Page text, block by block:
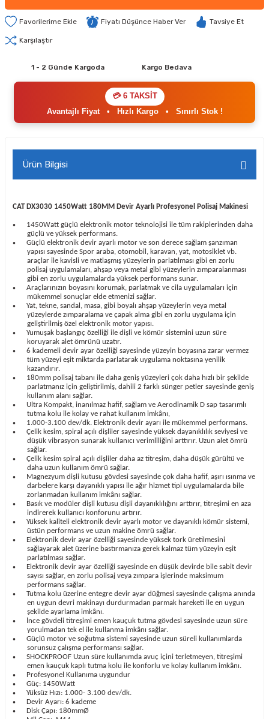
Fiyatı Düşünce Haber Ver Tavsiye Et
Karşılaştır
1 - 2 Günde Kargoda Kargo Bedava
💳 6 TAKSİT
Avantajlı Fiyat• Hızlı Kargo• Sınırlı Stok !
Ürün Bilgisi
CAT DX3030 1450Watt 180MM Devir Ayarlı Profesyonel Polisaj Makinesi
•
1450Watt güçlü elektronik motor teknolojisi ile tüm rakiplerinden daha
güçlü ve yüksek performans.
•
Güçlü elektronik devir ayarlı motor ve son derece sağlam şanzıman
yapısı sayesinde Spor araba, otomobil, karavan, yat, motosiklet vb.
araçlar ile kavisli ve matlaşmış yüzeylerin parlatılması gibi en zorlu
polisaj uygulamaları, ahşap veya metal gibi yüzeylerin zımparalanması
gibi en zorlu uygulamalarda yüksek performans sunar.
•
Araçlarınızın boyasını korumak, parlatmak ve cila uygulamaları için
mükemmel sonuçlar elde etmenizi sağlar.
•
Yat, tekne, sandal, masa, gibi boyalı ahşap yüzeylerin veya metal
yüzeylerde zımparalama ve çapak alma gibi en zorlu uygulama için
geliştirilmiş özel elektronik motor yapısı.
•
Yumuşak başlangıç özelliği ile dişli ve kömür sistemini uzun süre
koruyarak alet ömrünü uzatır.
•
6 kademeli devir ayar özelliği sayesinde yüzeyin boyasına zarar vermez
tüm yüzeyi eşit miktarda parlatarak uygulama noktasına yenilik
kazandırır.
•
180mm polisaj tabanı ile daha geniş yüzeyleri çok daha hızlı bir şekilde
parlatmanız için geliştirilmiş, dahili 2 farklı sünger petler sayesinde geniş
kullanım alanı sağlar.
•
Ultra Kompakt, inanılmaz hafif, sağlam ve Aerodinamik D sap tasarımlı
tutma kolu ile kolay ve rahat kullanım imkânı,
• 1.000-3.100 dev/dk. Elektronik devir ayarı ile mükemmel performans.
•
Çelik kesim, spiral açılı dişliler sayesinde yüksek dayanıklılık seviyesi ve
düşük vibrasyon sunarak kullanıcı verimliliğini arttırır. Uzun alet ömrü
sağlar.
•
Çelik kesim spiral açılı dişliler daha az titreşim, daha düşük gürültü ve
daha uzun kullanım ömrü sağlar.
•
Magnezyum dişli kutusu gövdesi sayesinde çok daha hafif, aşırı ısınma ve
darbelere karşı dayanıklı yapısı ile ağır hizmet tipi uygulamalarda bile
zorlanmadan kullanım imkânı sağlar.
•
Basık ve modüler dişli kutusu dişli dayanıklılığını arttırır, titreşimi en aza
indirerek kullanıcı konforunu artırır.
•
Yüksek kaliteli elektronik devir ayarlı motor ve dayanıklı kömür sistemi,
üstün performans ve uzun makine ömrü sağlar.
•
Elektronik devir ayar özelliği sayesinde yüksek tork üretilmesini
sağlayarak alet üzerine bastırmanıza gerek kalmaz tüm yüzeyin eşit
parlatılması sağlar.
•
Elektronik devir ayar özelliği sayesinde en düşük devirde bile sabit devir
sayısı sağlar, en zorlu polisaj veya zımpara işlerinde maksimum
performans sağlar.
•
Tutma kolu üzerine entegre devir ayar düğmesi sayesinde çalışma anında
en uygun devri makinayı durdurmadan parmak hareketi ile en uygun
şekilde ayarlama imkânı.
•
İnce gövdeli titreşimi emen kauçuk tutma gövdesi sayesinde uzun süre
yorulmadan tek el ile kullanma imkânı sağlar.
•
Güçlü motor ve soğutma sistemi sayesinde uzun süreli kullanımlarda
sorunsuz çalışma performansı sağlar.
•
SHOCKPROOF Uzun süre kullanımda avuç içini terletmeyen, titreşimi
emen kauçuk kaplı tutma kolu ile konforlu ve kolay kullanım imkânı.
• Profesyonel Kullanıma uygundur
• Güç: 1450Watt
• Yüksüz Hızı: 1.000- 3.100 dev/dk.
• Devir Ayarı: 6 kademe
• Disk Çapı: 180mmØ